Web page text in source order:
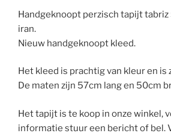
Handgeknoopt perzisch tapijt
iran.
Nieuw handgeknoopt kleed.
Het kleed is prachtig van kleur en
De maten zijn 57cm lang en 50cm
Het tapijt is te koop in onze winkel,
informatie stuur een bericht of bel.